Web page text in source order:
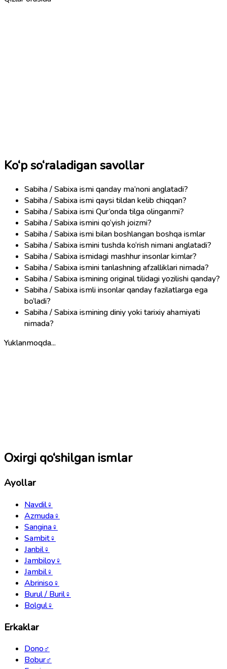
Ko‘p so‘raladigan savollar
Sabiha / Sabixa ismi qanday ma’noni anglatadi?
Sabiha / Sabixa ismi qaysi tildan kelib chiqqan?
Sabiha / Sabixa ismi Qur’onda tilga olinganmi?
Sabiha / Sabixa ismini qo‘yish joizmi?
Sabiha / Sabixa ismi bilan boshlangan boshqa ismlar
Sabiha / Sabixa ismini tushda ko‘rish nimani anglatadi?
Sabiha / Sabixa ismidagi mashhur insonlar kimlar?
Sabiha / Sabixa ismini tanlashning afzalliklari nimada?
Sabiha / Sabixa ismining original tilidagi yozilishi qanday?
Sabiha / Sabixa ismli insonlar qanday fazilatlarga ega
bo‘ladi?
Sabiha / Sabixa ismining diniy yoki tarixiy ahamiyati
nimada?
Yuklanmoqda...
Oxirgi qo‘shilgan ismlar
Ayollar
Navdil♀
Azmuda♀
Sangina♀
Sambit♀
Janbil♀
Jambiloy♀
Jambil♀
Abriniso♀
Burul / Buril♀
Bolgul♀
Erkaklar
Dono♂
Bobur♂